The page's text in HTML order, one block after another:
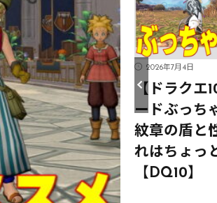
2026年7月4日
【ドラクエ10】メタリオンガ
ードぶっちゃけどうよ！？輝
紋章の盾と性能比較評価！こ
れはちょっと厳しい気が…
【DQ10】